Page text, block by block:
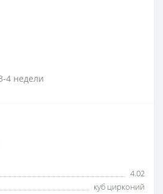
4 недели
4.02
куб цирконий